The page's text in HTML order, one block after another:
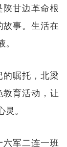
甘边革命根
事。生活在
嘱托，北梁
育活动，让
。
军二连一班